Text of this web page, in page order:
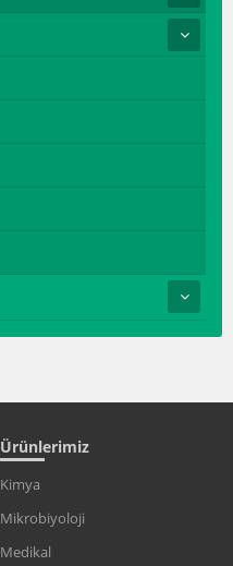
Ürünlerimiz
Kimya
Mikrobiyoloji
Medikal